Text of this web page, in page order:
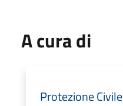
A cura di
Protezione Civile